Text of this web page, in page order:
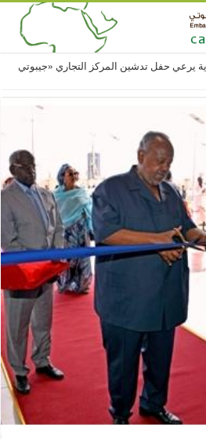
يرعي حفل تدشين المركز التجاري «جيبوتي